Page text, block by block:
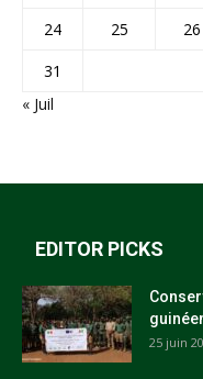
24
25 26
31
« Juil
EDITOR PICKS
25 juin